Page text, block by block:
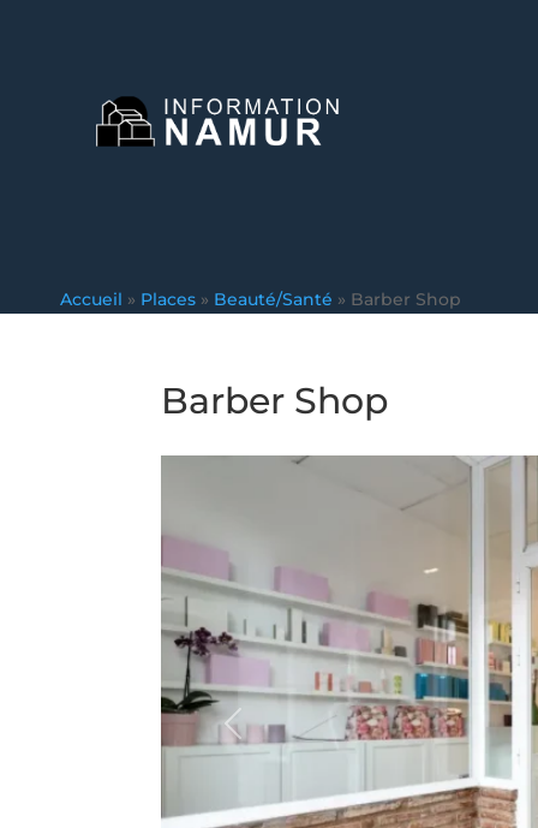
Accueil » Places » Beauté/Santé » Barber Shop
Barber Shop
Précédente